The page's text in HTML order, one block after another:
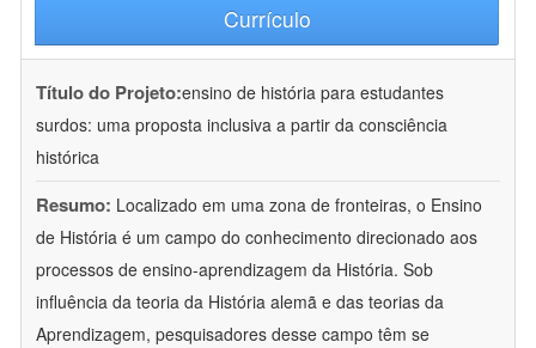
Currículo
Título do Projeto:ensino de história para estudantes
surdos: uma proposta inclusiva a partir da consciência
histórica
Resumo: Localizado em uma zona de fronteiras, o Ensino
de História é um campo do conhecimento direcionado aos
processos de ensino-aprendizagem da História. Sob
influência da teoria da História alemã e das teorias da
Aprendizagem, pesquisadores desse campo têm se